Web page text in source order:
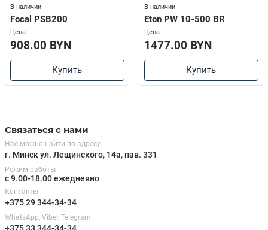
В наличии
Focal PSB200
Цена
908.00 BYN
Купить
В наличии
Eton PW 10-500 BR
Цена
1477.00 BYN
Купить
Связаться с нами
Нас можно найти по адресу
г. Минск ул. Лещинского, 14а, пав. 331
Режим работы
с 9.00-18.00 ежедневно
Контакты
+375 29 344-34-34
WhatsApp, Viber, Telegram